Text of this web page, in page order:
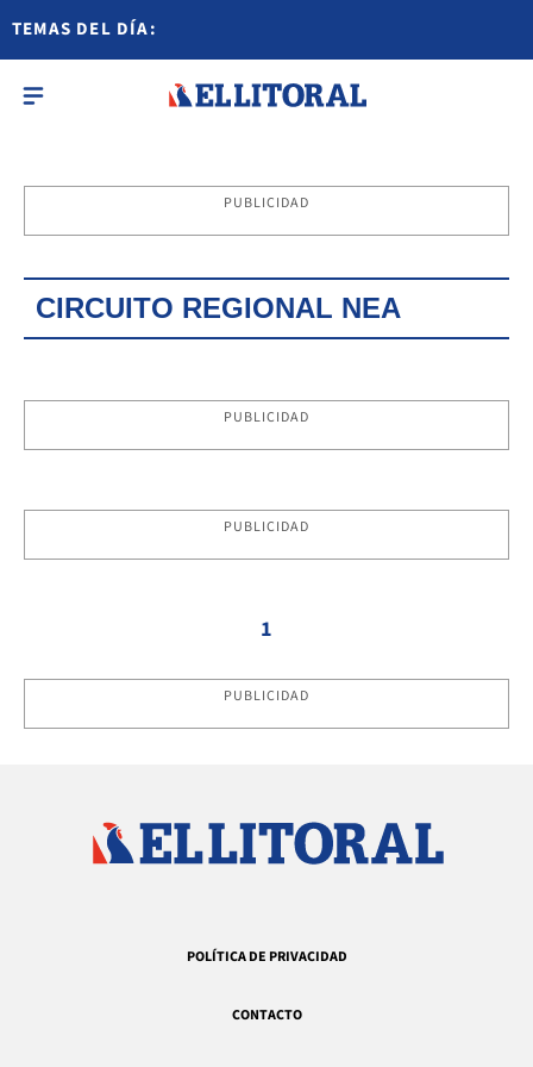
TEMAS DEL DÍA:
PUBLICIDAD
CIRCUITO REGIONAL NEA
PUBLICIDAD
PUBLICIDAD
1
PUBLICIDAD
POLÍTICA DE PRIVACIDAD
CONTACTO